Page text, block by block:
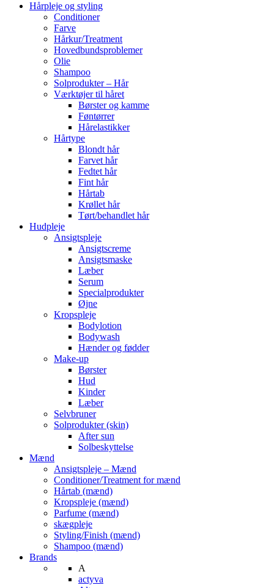
Hårpleje og styling
Conditioner
Farve
Hårkur/Treatment
Hovedbundsproblemer
Olie
Shampoo
Solprodukter – Hår
Værktøjer til håret
Børster og kamme
Føntørrer
Hårelastikker
Hårtype
Blondt hår
Farvet hår
Fedtet hår
Fint hår
Hårtab
Krøllet hår
Tørt/behandlet hår
Hudpleje
Ansigtspleje
Ansigtscreme
Ansigtsmaske
Læber
Serum
Specialprodukter
Øjne
Kropspleje
Bodylotion
Bodywash
Hænder og fødder
Make-up
Børster
Hud
Kinder
Læber
Selvbruner
Solprodukter (skin)
After sun
Solbeskyttelse
Mænd
Ansigtspleje – Mænd
Conditioner/Treatment for mænd
Hårtab (mænd)
Kropspleje (mænd)
Parfume (mænd)
skægpleje
Styling/Finish (mænd)
Shampoo (mænd)
Brands
A
actyva